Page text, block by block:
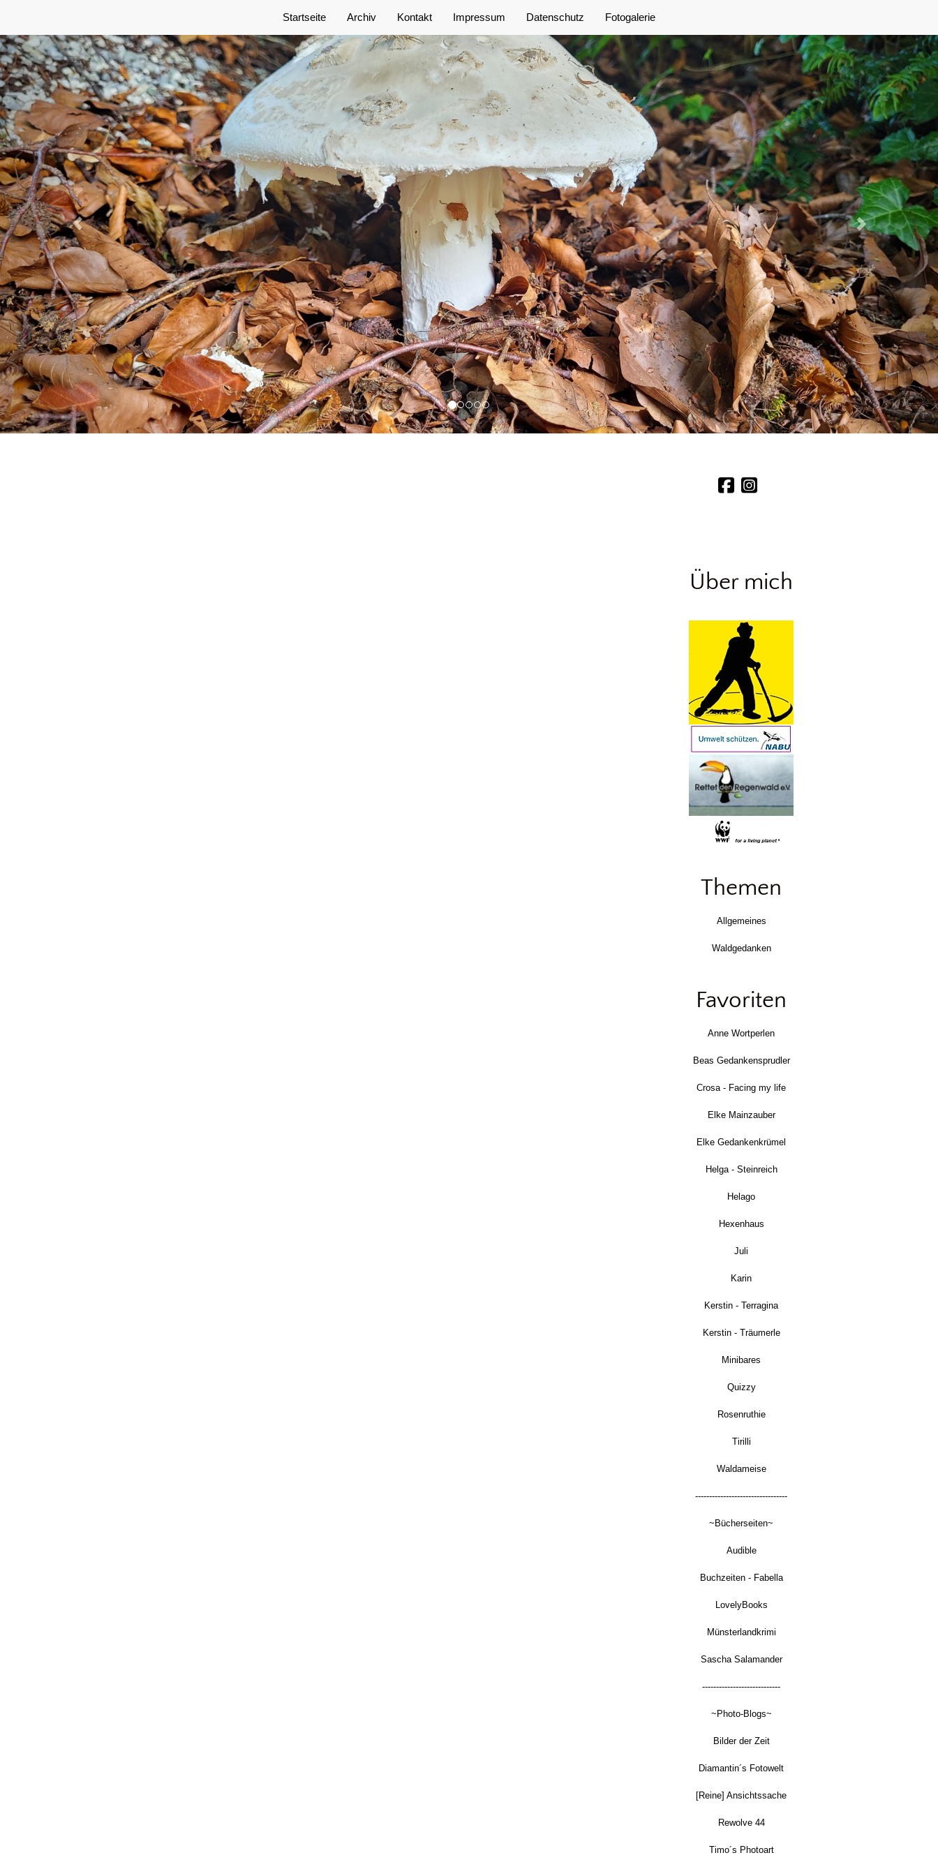
Startseite Archiv Kontakt Impressum Datenschutz Fotogalerie
Über mich
Themen
Allgemeines
Waldgedanken
Favoriten
Anne Wortperlen
Beas Gedankensprudler
Crosa - Facing my life
Elke Mainzauber
Elke Gedankenkrümel
Helga - Steinreich
Helago
Hexenhaus
Juli
Karin
Kerstin - Terragina
Kerstin - Träumerle
Minibares
Quizzy
Rosenruthie
Tirilli
Waldameise
---------------------------------
~Bücherseiten~
Audible
Buchzeiten - Fabella
LovelyBooks
Münsterlandkrimi
Sascha Salamander
----------------------------
~Photo-Blogs~
Bilder der Zeit
Diamantin´s Fotowelt
[Reine] Ansichtssache
Rewolve 44
Timo´s Photoart